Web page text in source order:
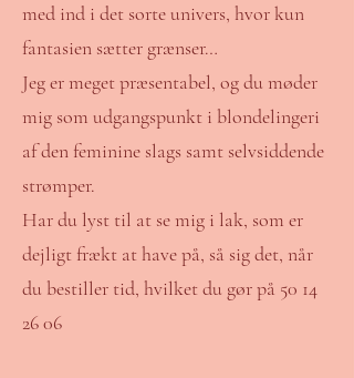
med ind i det sorte univers, hvor kun
fantasien sætter grænser…
Jeg er meget præsentabel, og du møder
mig som udgangspunkt i blondelingeri
af den feminine slags samt selvsiddende
strømper.
Har du lyst til at se mig i lak, som er
dejligt frækt at have på, så sig det, når
du bestiller tid, hvilket du gør på 50 14
26 06